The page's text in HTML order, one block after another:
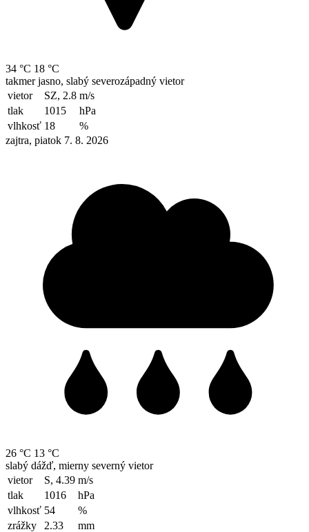
34 °C 18 °C
takmer jasno, slabý severozápadný vietor
vietor
SZ, 2.8 m/s
tlak
1015
hPa
vlhkosť 18
%
zajtra, piatok 7. 8. 2026
26 °C 13 °C
slabý dážď, mierny severný vietor
vietor
S, 4.39 m/s
tlak
1016
hPa
vlhkosť 54
%
zrážky
2.33
mm